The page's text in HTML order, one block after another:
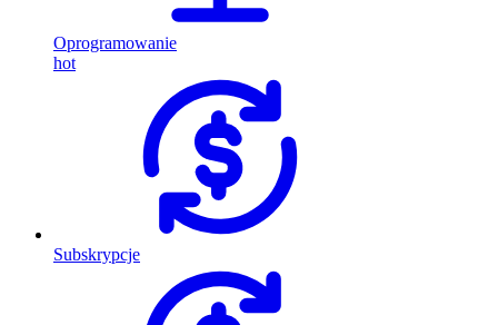
Oprogramowanie
hot
Subskrypcje